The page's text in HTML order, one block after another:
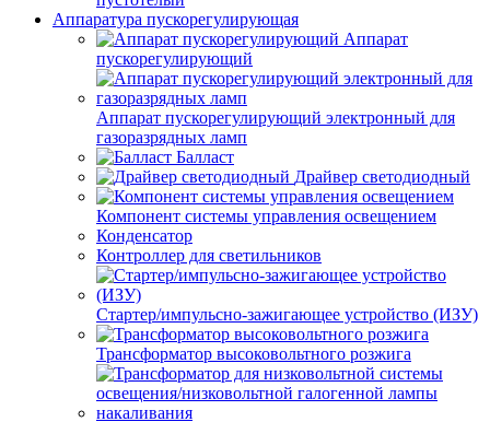
Аппаратура пускорегулирующая
Аппарат
пускорегулирующий
Аппарат пускорегулирующий электронный для
газоразрядных ламп
Балласт
Драйвер светодиодный
Компонент системы управления освещением
Конденсатор
Контроллер для светильников
Стартер/импульсно-зажигающее устройство (ИЗУ)
Трансформатор высоковольтного розжига